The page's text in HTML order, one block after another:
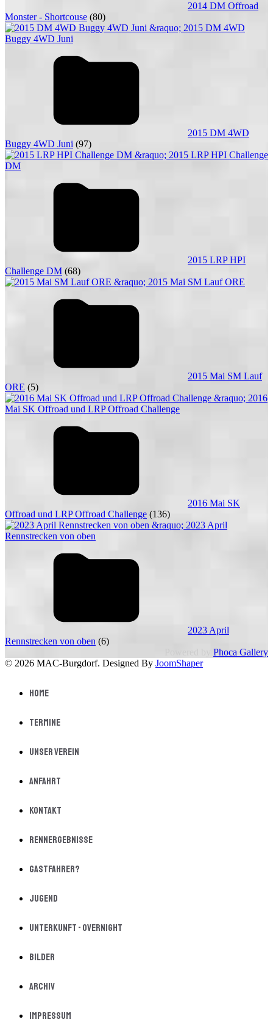
2014 DM Offroad
Monster - Shortcouse (80)
2015 DM 4WD
Buggy 4WD Juni (97)
2015 LRP HPI
Challenge DM (68)
2015 Mai SM Lauf
ORE (5)
2016 Mai SK
Offroad und LRP Offroad Challenge (136)
2023 April
Rennstrecken von oben (6)
Phoca Gallery
© 2026 MAC-Burgdorf. Designed By JoomShaper
Home
Termine
Unser Verein
Anfahrt
Kontakt
Rennergebnisse
Gastfahrer?
Jugend
Unterkunft - Overnight
Bilder
Archiv
Impressum